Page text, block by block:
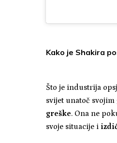
Kako je Shakira
Što je industrija
svijet unatoč
greške. Ona ne
svoje situacije i